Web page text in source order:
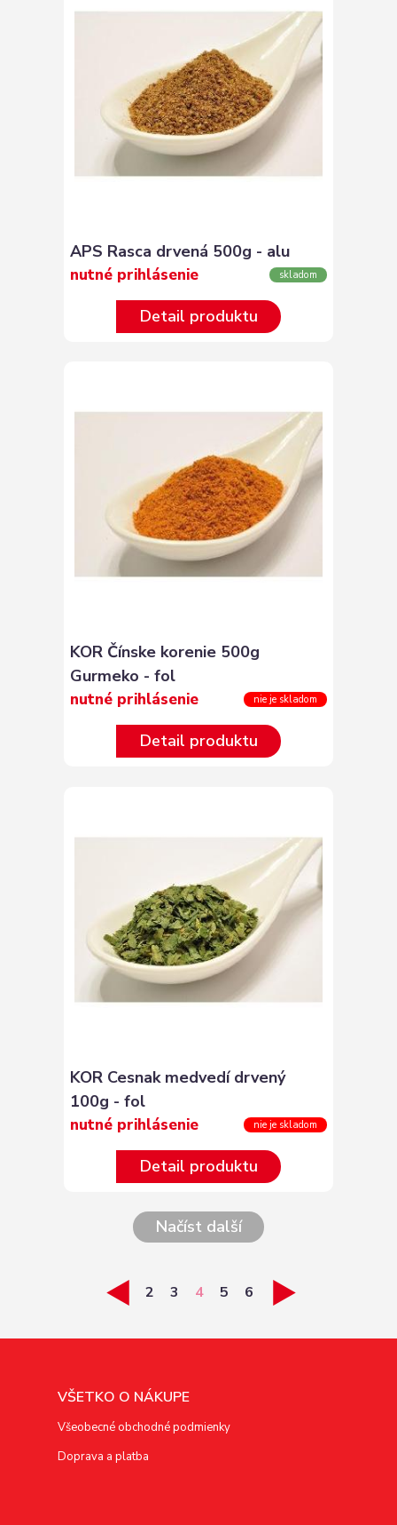
APS Rasca drvená 500g - alu
nutné prihlásenie skladom
Detail produktu
KOR Čínske korenie 500g
Gurmeko - fol
nutné prihlásenie nie je skladom
Detail produktu
KOR Cesnak medvedí drvený
100g - fol
nutné prihlásenie nie je skladom
Detail produktu
Načíst další
2 3 4 5 6
VŠETKO O NÁKUPE
Všeobecné obchodné podmienky
Doprava a platba